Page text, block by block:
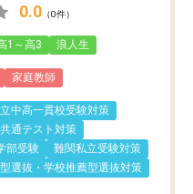
0.0 （0件）
1～高3 浪人生
家庭教師
中高一貫校受験対策
通テスト対策
部受験
難関私立受験対策
選抜・学校推薦型選抜対策